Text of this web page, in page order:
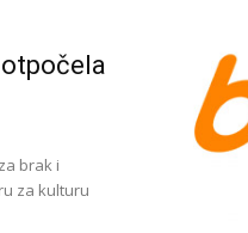
brak i
za kulturu